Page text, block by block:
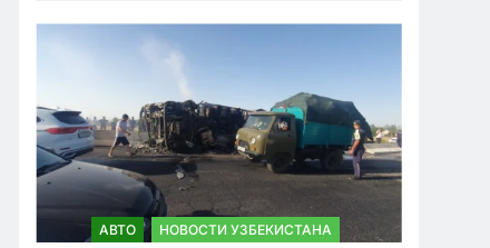
АВТО НОВОСТИ УЗБЕКИСТАНА